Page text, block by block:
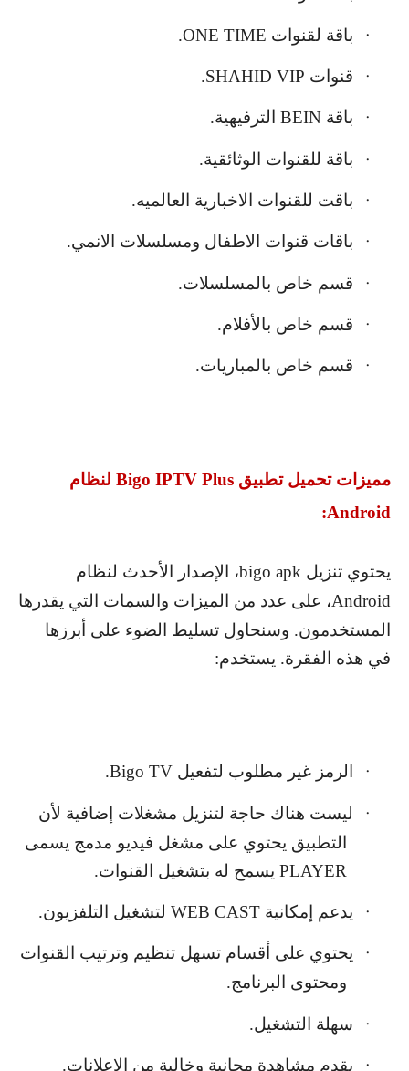
· باقة لقنوات ONE TIME
.
· قنوات SHAHID VIP
.
· باقة BEIN الترفيهية.
· باقة للقنوات الوثائقية.
· باقت للقنوات الاخبارية العالميه.
· باقات قنوات الاطفال ومسلسلات الانمي.
· قسم خاص بالمسلسلات.
· قسم خاص بالأفلام.
· قسم خاص بالمباريات.
مميزات تحميل تطبيق Bigo IPTV Plus لنظام
Android
:
يحتوي تنزيل bigo apk، الإصدار الأحدث لنظام
Android، على عدد من الميزات والسمات التي يقدرها
المستخدمون. وسنحاول تسليط الضوء على أبرزها
في هذه الفقرة. يستخدم:
· الرمز غير مطلوب لتفعيل Bigo TV
.
·
ليست هناك حاجة لتنزيل مشغلات إضافية لأن
التطبيق يحتوي على مشغل فيديو مدمج يسمى
PLAYER يسمح له بتشغيل القنوات.
· يدعم إمكانية WEB CAST لتشغيل التلفزيون.
·
يحتوي على أقسام تسهل تنظيم وترتيب القنوات
ومحتوى البرنامج.
· سهلة التشغيل.
يقدم مشاهدة مجانية وخالية من الإعلانات.